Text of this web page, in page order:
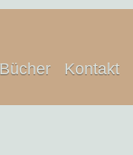
Bücher Kontakt